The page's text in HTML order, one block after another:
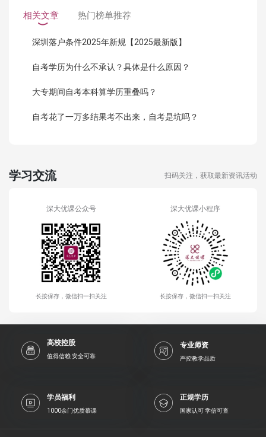
相关文章 热门榜单推荐
深圳落户条件2025年新规【2025最新版】
自考学历为什么不承认？具体是什么原因？
大专期间自考本科算学历重叠吗？
自考花了一万多结果考不出来，自考是坑吗？
学习交流 扫码关注，获取最新资讯活动
深大优课公众号
长按保存，微信扫一扫关注
深大优课小程序
长按保存，微信扫一扫关注
高校控股
值得信赖 安全可靠
专业师资
严控教学品质
学员福利
1000余门优质慕课
正规学历
国家认可 学信可查